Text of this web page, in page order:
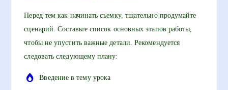
Перед тем как начинать съемку, тщательно продумайте
сценарий. Составьте список основных этапов работы,
чтобы не упустить важные детали. Рекомендуется
следовать следующему плану:
Введение в тему урока